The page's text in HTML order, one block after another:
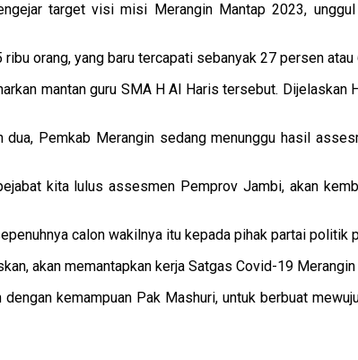
target visi misi Merangin Mantap 2023,
orang, yang baru tercapati sebanyak 27 persen
mantan guru SMA H Al Haris tersebut.
Pemkab Merangin sedang menunggu hasil
kita lulus assesmen Pemprov Jambi, akan
calon wakilnya itu kepada pihak partai politik
akan memantapkan kerja Satgas Covid-19
kemampuan Pak Mashuri, untuk berbuat